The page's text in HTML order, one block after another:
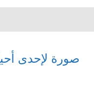
صورة لإحدى